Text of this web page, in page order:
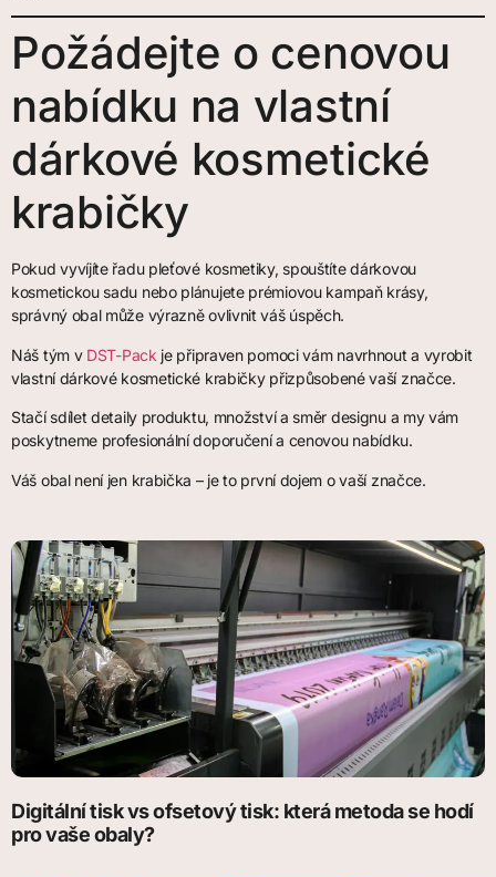
Požádejte o cenovou
nabídku na vlastní
dárkové kosmetické
krabičky
Pokud vyvíjíte řadu pleťové kosmetiky, spouštíte dárkovou
kosmetickou sadu nebo plánujete prémiovou kampaň krásy,
správný obal může výrazně ovlivnit váš úspěch.
Náš tým v DST-Pack je připraven pomoci vám navrhnout a vyrobit
vlastní dárkové kosmetické krabičky přizpůsobené vaší značce.
Stačí sdílet detaily produktu, množství a směr designu a my vám
poskytneme profesionální doporučení a cenovou nabídku.
Váš obal není jen krabička – je to první dojem o vaší značce.
Digitální tisk vs ofsetový tisk: která metoda se hodí
pro vaše obaly?